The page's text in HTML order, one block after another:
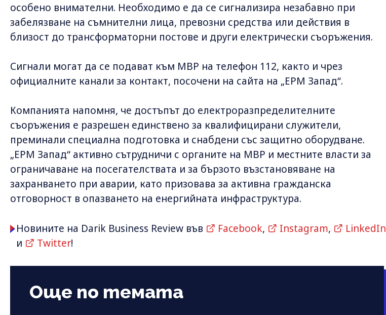
особено внимателни. Необходимо е да се сигнализира незабавно при
забелязване на съмнителни лица, превозни средства или действия в
близост до трансформаторни постове и други електрически съоръжения.
Сигнали могат да се подават към МВР на телефон 112, както и чрез
официалните канали за контакт, посочени на сайта на „ЕРМ Запад“.
Компанията напомня, че достъпът до електроразпределителните
съоръжения е разрешен единствено за квалифицирани служители,
преминали специална подготовка и снабдени със защитно оборудване.
„ЕРМ Запад“ активно сътрудничи с органите на МВР и местните власти за
ограничаване на посегателствата и за бързото възстановяване на
захранването при аварии, като призовава за активна гражданска
отговорност в опазването на енергийната инфраструктура.
Новините на Darik Business Review във Facebook, Instagram,
LinkedIn
и
Twitter!
Още по темата